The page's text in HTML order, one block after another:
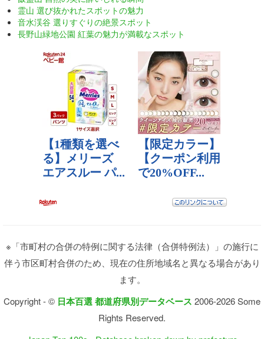
霊山 選び抜かれたスポットの魅力
音水渓谷 選りすぐりの絶景スポット
長野山緑地公園 紅葉の魅力が満載なスポット
※「市町村の合併の特例に関する法律（合併特例法）」の施行に
伴う市区町村合併のため、現在の住所地域名と異なる場合があり
ます。
Copyright - © 日本百選 都道府県別データベース 2006-2026 Some
Rights Reserved.